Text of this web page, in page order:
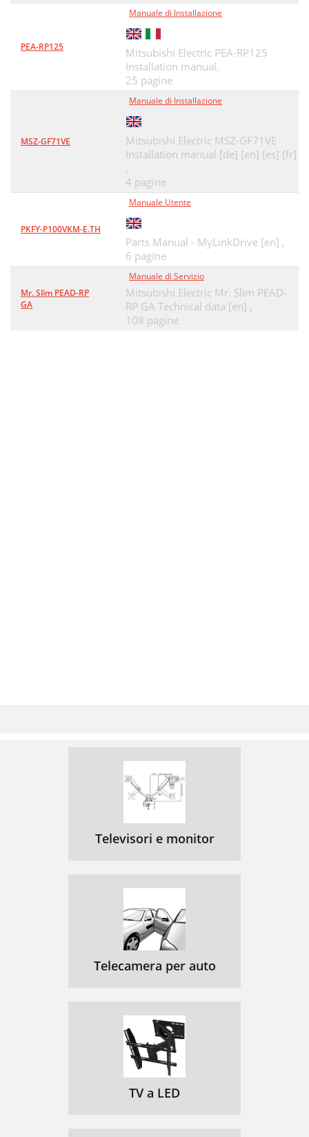
PEA-RP125
Manuale di Installazione
Mitsubishi Electric PEA-RP125
Installation manual,
25 pagine
MSZ-GF71VE
Manuale di Installazione
Mitsubishi Electric MSZ-GF71VE
Installation manual [de] [en] [es] [fr]
,
4 pagine
PKFY-P100VKM-E.TH
Manuale Utente
Parts Manual - MyLinkDrive [en] ,
6 pagine
Mr. Slim PEAD-RP
GA
Manuale di Servizio
Mitsubishi Electric Mr. Slim PEAD-
RP GA Technical data [en] ,
108 pagine
Televisori e monitor
Telecamera per auto
TV a LED